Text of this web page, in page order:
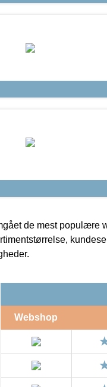
de mest populære
Webshop